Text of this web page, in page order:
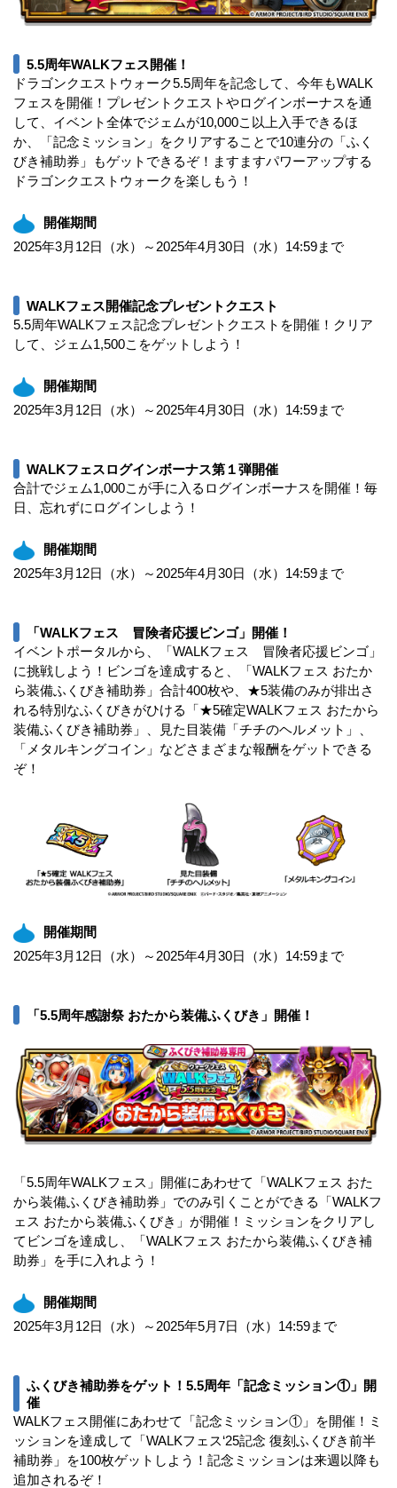
5.5周年WALKフェス開催！
ドラゴンクエストウォーク5.5周年を記念して、今年もWALK
フェスを開催！プレゼントクエストやログインボーナスを通
して、イベント全体でジェムが10,000こ以上入手できるほ
か、「記念ミッション」をクリアすることで10連分の「ふく
びき補助券」もゲットできるぞ！ますますパワーアップする
ドラゴンクエストウォークを楽しもう！
開催期間
2025年3月12日（水）～2025年4月30日（水）14:59まで
WALKフェス開催記念プレゼントクエスト
5.5周年WALKフェス記念プレゼントクエストを開催！クリア
して、ジェム1,500こをゲットしよう！
開催期間
2025年3月12日（水）～2025年4月30日（水）14:59まで
WALKフェスログインボーナス第１弾開催
合計でジェム1,000こが手に入るログインボーナスを開催！毎
日、忘れずにログインしよう！
開催期間
2025年3月12日（水）～2025年4月30日（水）14:59まで
「WALKフェス 冒険者応援ビンゴ」開催！
イベントポータルから、「WALKフェス 冒険者応援ビンゴ」
に挑戦しよう！ビンゴを達成すると、「WALKフェス おたか
ら装備ふくびき補助券」合計400枚や、★5装備のみが排出さ
れる特別なふくびきがひける「★5確定WALKフェス おたから
装備ふくびき補助券」、見た目装備「チチのヘルメット」、
「メタルキングコイン」などさまざまな報酬をゲットできる
ぞ！
開催期間
2025年3月12日（水）～2025年4月30日（水）14:59まで
「5.5周年感謝祭 おたから装備ふくびき」開催！
「5.5周年WALKフェス」開催にあわせて「WALKフェス おた
から装備ふくびき補助券」でのみ引くことができる「WALKフ
ェス おたから装備ふくびき」が開催！ミッションをクリアし
てビンゴを達成し、「WALKフェス おたから装備ふくびき補
助券」を手に入れよう！
開催期間
2025年3月12日（水）～2025年5月7日（水）14:59まで
ふくびき補助券をゲット！5.5周年「記念ミッション①」開
催
WALKフェス開催にあわせて「記念ミッション①」を開催！ミ
ッションを達成して「WALKフェス‘25記念 復刻ふくびき前半
補助券」を100枚ゲットしよう！記念ミッションは来週以降も
追加されるぞ！